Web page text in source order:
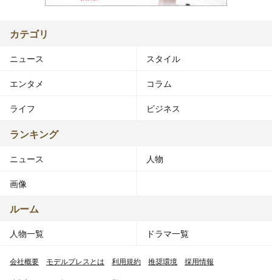
カテゴリ
ニュース スタイル
エンタメ コラム
ライフ ビジネス
ランキング
ニュース 人物
画像
ルーム
人物一覧 ドラマ一覧
会社概要 モデルプレスとは 利用規約 推奨環境 採用情報